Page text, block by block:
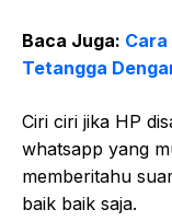
Baca Juga:
Tetangga
Ciri ciri jika HP
whatsapp yang
memberitahu
baik baik saja.